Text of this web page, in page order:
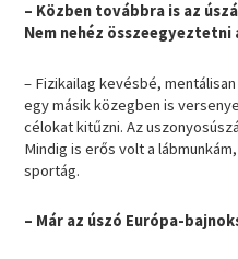
– Közben továbbra is az
Nem nehéz
– Fizikailag kevésbé,
egy másik közegben is
célokat kitűzni. Az
Mindig is erős volt a
sportág.
– Már az úszó Európa-